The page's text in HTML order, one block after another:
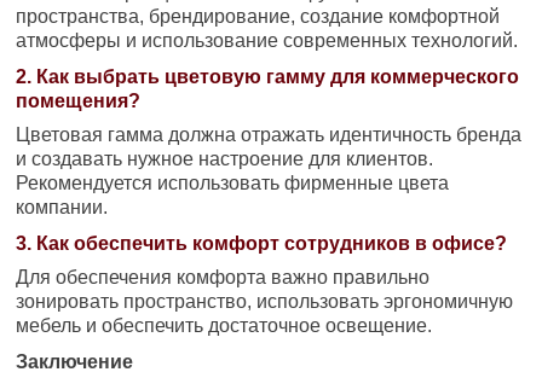
пространства, брендирование, создание комфортной
атмосферы и использование современных технологий.
2. Как выбрать цветовую гамму для коммерческого
помещения?
Цветовая гамма должна отражать идентичность бренда
и создавать нужное настроение для клиентов.
Рекомендуется использовать фирменные цвета
компании.
3. Как обеспечить комфорт сотрудников в офисе?
Для обеспечения комфорта важно правильно
зонировать пространство, использовать эргономичную
мебель и обеспечить достаточное освещение.
Заключение